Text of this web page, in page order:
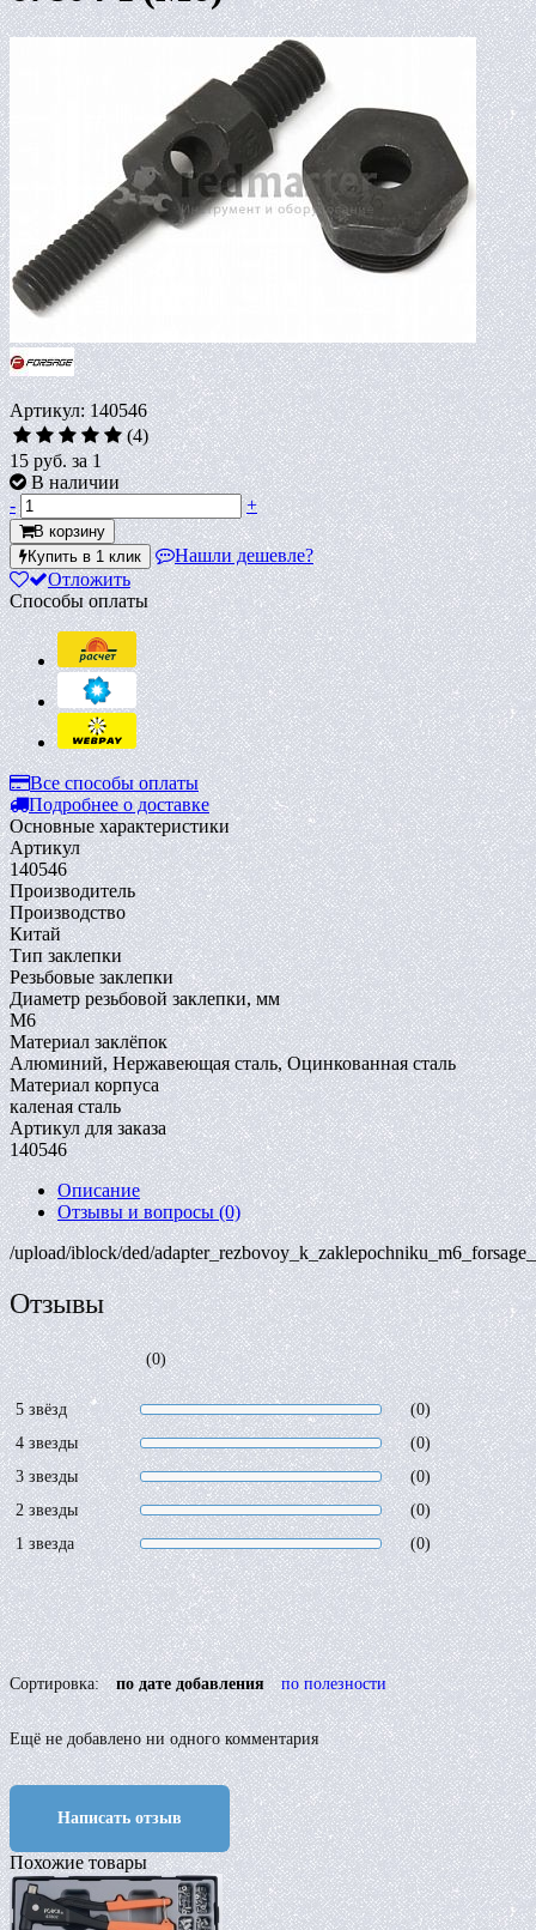
Артикул: 140546
(4)
15 руб.за 1
В наличии
-
+
В корзину
Купить в 1 клик
Нашли дешевле?
Отложить
Способы оплаты
Все способы оплаты
Подробнее о доставке
Основные характеристики
Артикул
140546
Производитель
Производство
Китай
Тип заклепки
Резьбовые заклепки
Диаметр резьбовой заклепки, мм
M6
Материал заклёпок
Алюминий, Нержавеющая сталь, Оцинкованная сталь
Материал корпуса
каленая сталь
Артикул для заказа
140546
Описание
Отзывы и вопросы (0)
/upload/iblock/ded/
Отзывы
(0)
5 звёзд
(0)
4 звезды
(0)
3 звезды
(0)
2 звезды
(0)
1 звезда
(0)
Сортировка: по дате добавления по полезности
Ещё не добавлено ни одного комментария
Написать отзыв
Похожие товары